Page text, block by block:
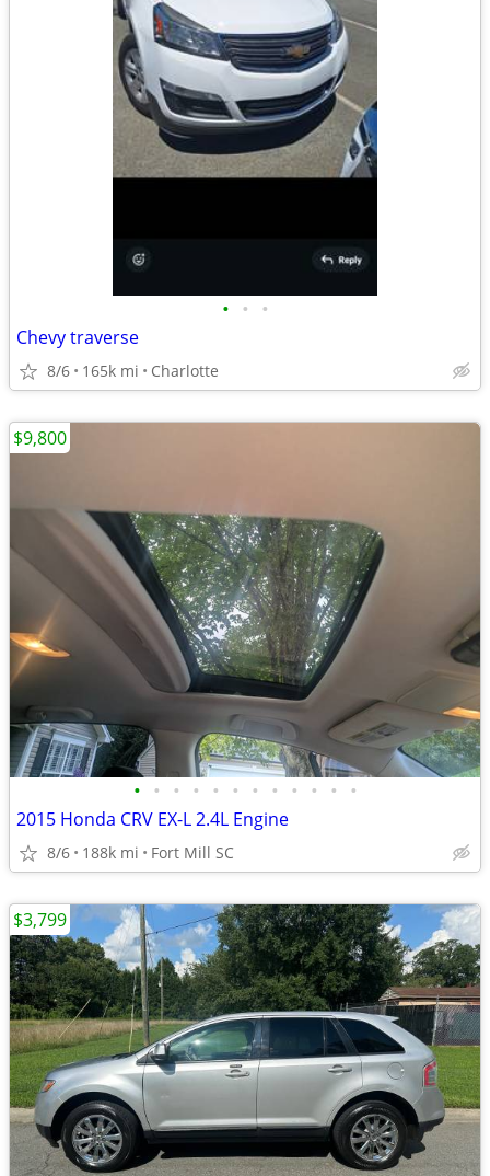
• • •
Chevy traverse
8/6 165k mi Charlotte
• • • • • • • • • • • •
2015 Honda CRV EX-L 2.4L Engine
8/6 188k mi Fort Mill SC
$9,800
$3,799